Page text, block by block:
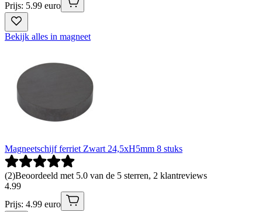
Prijs: 5.99 euro
Bekijk alles in magneet
Magneetschijf ferriet Zwart 24,5xH5mm 8 stuks
(2)Beoordeeld met 5.0 van de 5 sterren, 2 klantreviews
4.99
Prijs: 4.99 euro